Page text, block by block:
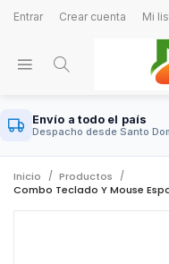
Entrar Crear cuenta Mi
Envío a todo el país
Despacho desde Santo
Inicio
Productos
Combo Teclado Y Mouse